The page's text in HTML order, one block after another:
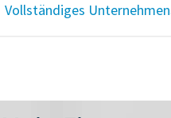
Vollständiges